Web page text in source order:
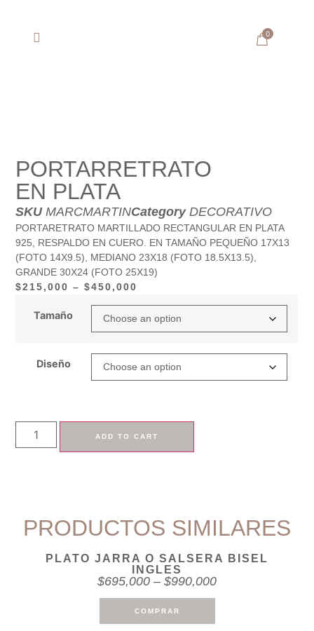
0
PORTARRETRATO
EN PLATA
SKUMARCMARTINCategory DECORATIVO
PORTARETRATO MARTILLADO RECTANGULAR EN PLATA
925, RESPALDO EN CUERO. EN TAMAÑO PEQUEÑO 17X13
(FOTO 14X9.5), MEDIANO 23X18 (FOTO 18.5X13.5),
GRANDE 30X24 (FOTO 25X19)
$215,000 – $450,000
Tamaño
Diseño
ADD TO CART
PRODUCTOS SIMILARES
PLATO JARRA O SALSERA BISEL
INGLES
$695,000 – $990,000
COMPRAR